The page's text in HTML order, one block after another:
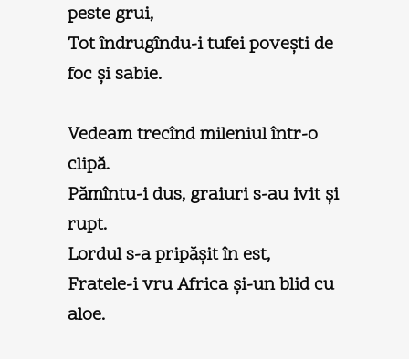
peste grui,
Tot îndrugîndu-i tufei poveşti de
foc şi sabie.
Vedeam trecînd mileniul într-o
clipă.
Pămîntu-i dus, graiuri s-au ivit şi
rupt.
Lordul s-a pripăşit în est,
Fratele-i vru Africa şi-un blid cu
aloe.